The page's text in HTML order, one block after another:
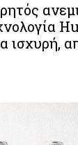
ισχυρή,